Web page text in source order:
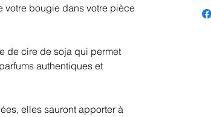
votre bougie dans votre pièce
de cire de soja qui permet
authentiques et
elles sauront apporter à